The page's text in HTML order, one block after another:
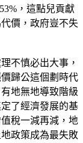
，這點兒貢獻
價，政府豈不失
不慎必出大事，
歸公這個劃時代
地無地導致階級
了經濟發展的基
稅一減再減，地
政策成為最失敗